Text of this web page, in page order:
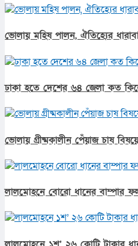
ভোলায় মহিষ পালন, ঐতিহ্যের
ঢাকা হতে দেশের ৬৪ জেলা কত
ভোলায় গ্রীষ্মকালীন পেঁয়াজ চাষ
লালমোহনে বোরো ধানের বাম্পার